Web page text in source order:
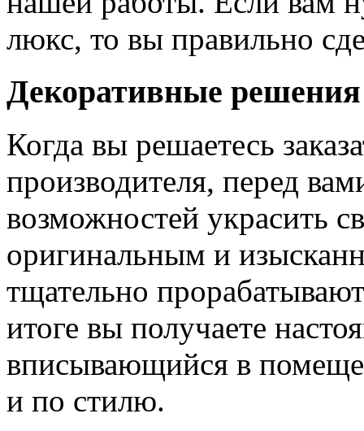
люкс, то вы правильно
Декоративные решения
Когда вы решаетесь
производителя, перед
возможностей украсить
оригинальным и
тщательно
итоге вы получаете
вписывающийся в
и по стилю.